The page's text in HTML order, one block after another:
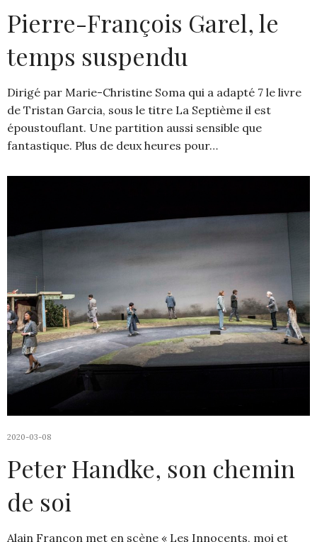
Pierre-François Garel, le
temps suspendu
Dirigé par Marie-Christine Soma qui a adapté 7 le livre
de Tristan Garcia, sous le titre La Septième il est
époustouflant. Une partition aussi sensible que
fantastique. Plus de deux heures pour…
2020-03-08
Peter Handke, son chemin
de soi
Alain Françon met en scène « Les Innocents, moi et